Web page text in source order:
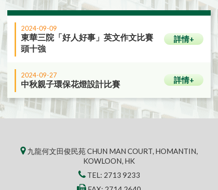
2024-09-09
東華三院「好人好事」英文作文比賽
頭十強
詳情+
2024-09-27
中秋親子環保花燈設計比賽 詳情+
九龍何文田俊民苑 CHUN MAN COURT, HOMANTIN,
KOWLOON, HK
TEL: 2713 9233